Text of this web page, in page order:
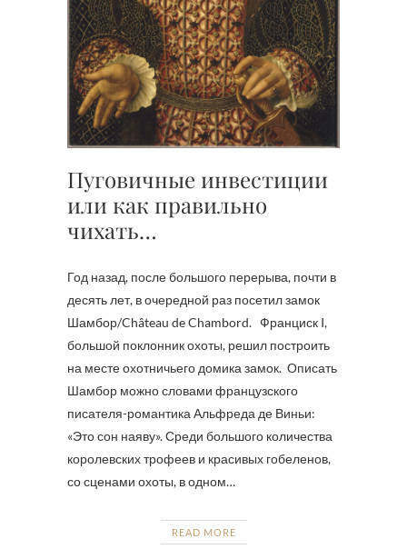
Пуговичные инвестиции
или как правильно
чихать…
Год назад, после большого перерыва, почти в
десять лет, в очередной раз посетил замок
Шамбор/Château de Chambord. Франциск I,
большой поклонник охоты, решил построить
на месте охотничьего домика замок. Описать
Шамбор можно словами французского
писателя-романтика Альфреда де Виньи:
«Это сон наяву». Среди большого количества
королевских трофеев и красивых гобеленов,
со сценами охоты, в одном…
READ MORE